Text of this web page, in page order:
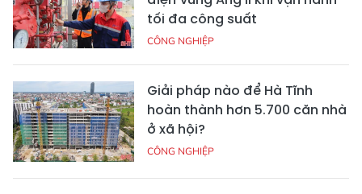
tối đa công suất
CÔNG NGHIỆP
Giải pháp nào để Hà Tĩnh
hoàn thành hơn 5.700 căn nhà
ở xã hội?
CÔNG NGHIỆP